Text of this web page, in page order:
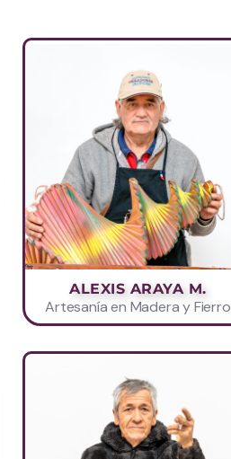
ALEXIS ARAYA M.
Artesanía en Madera y Fierro